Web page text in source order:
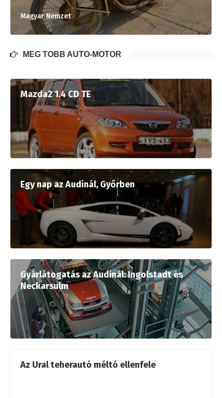
Magyar Nemzet
MÉG TÖBB AUTÓ-MOTOR
Mazda2 1.4 CD TE
Egy nap az Audinál, Győrben
Gyárlátogatás az Audinál: Ingolstadt és
Neckarsulm
Az Ural teherautó méltó ellenfele